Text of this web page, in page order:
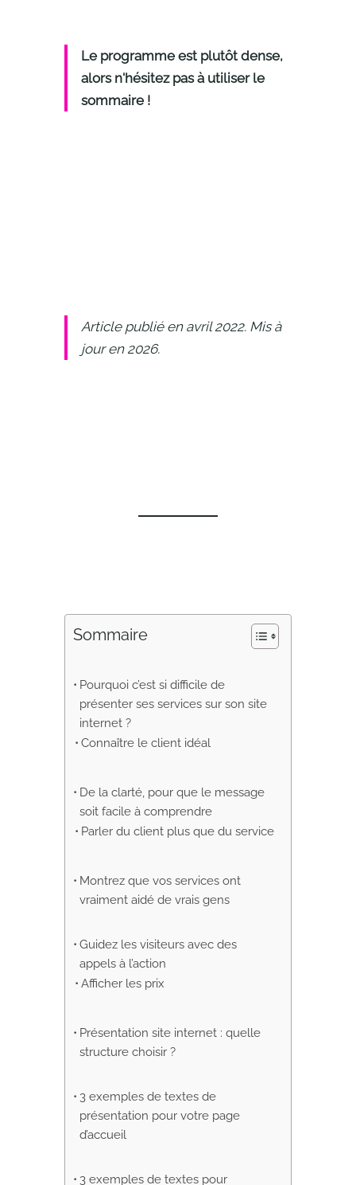
Le programme est plutôt dense,
alors n'hésitez pas à utiliser le
sommaire !
Article publié en avril 2022. Mis à
jour en 2026.
Sommaire
Pourquoi c’est si difficile de
présenter ses services sur son site
internet ?
Connaître le client idéal
De la clarté, pour que le message
soit facile à comprendre
Parler du client plus que du service
Montrez que vos services ont
vraiment aidé de vrais gens
Guidez les visiteurs avec des
appels à l’action
Afficher les prix
Présentation site internet : quelle
structure choisir ?
3 exemples de textes de
présentation pour votre page
d’accueil
3 exemples de textes pour